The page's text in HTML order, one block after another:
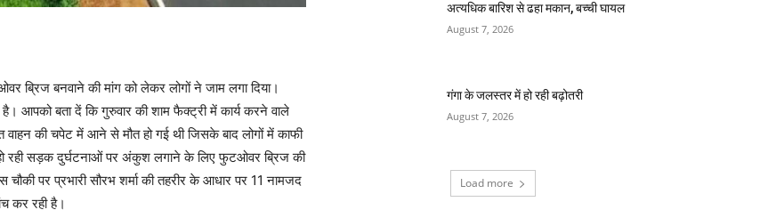
बनवाने की मांग को लेकर लोगों ने जाम लगा दिया।
आपको बता दें कि गुरुवार की शाम फैक्ट्री में कार्य करने वाले
वाहन की चपेट में आने से मौत हो गई थी जिसके बाद लोगों में काफी
रही सड़क दुर्घटनाओं पर अंकुश लगाने के लिए फुटओवर ब्रिज की
चौकी पर प्रभारी सौरभ शर्मा की तहरीर के आधार पर 11 नामजद
कर रही है।
अत्यधिक बारिश से ढहा मकान, बच्ची घायल
August 7, 2026
गंगा के जलस्तर में हो रही बढ़ोतरी
August 7, 2026
Load more